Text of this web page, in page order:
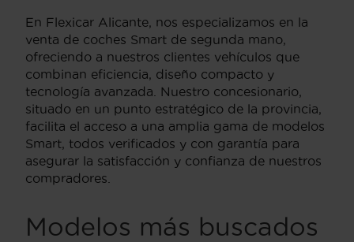
En Flexicar Alicante, nos especializamos en la
venta de coches Smart de segunda mano,
ofreciendo a nuestros clientes vehículos que
combinan eficiencia, diseño compacto y
tecnología avanzada. Nuestro concesionario,
situado en un punto estratégico de la provincia,
facilita el acceso a una amplia gama de modelos
Smart, todos verificados y con garantía para
asegurar la satisfacción y confianza de nuestros
compradores.
Modelos más buscados